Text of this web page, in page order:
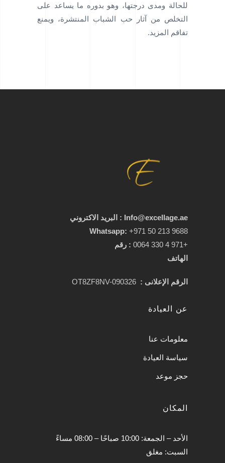
للحالة ومدى درجتها، وهو بدوره ما يساعد على
التخلص من آثار حب الشباب المنتشرة، ويمنع
تفاقم المزيد.
Info@excellage.ae : البريد الاكتروني
Whatsapp: +971 50 213 9688
+971 4 330 0064
: رقم
الهاتف
الرقم الإعلانى :
عن العيادة
معلومات عنا
سياسة العيادة
حجز موعد
المكان
الأحد – الجمعة: 10:00 صباحًا – 08:00 مساءً
السبت: مغلق